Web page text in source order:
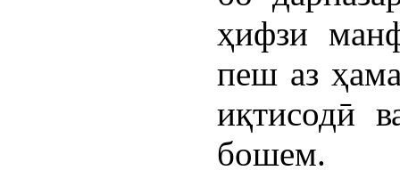
ҳифзи
пеш аз
иқтисодӣ
бошем.